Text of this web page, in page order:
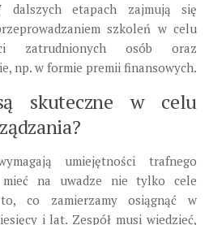
dalszych etapach zajmują się
szkoleń w celu
zatrudnionych osób oraz
np. w formie premii finansowych.
skuteczne w celu
umiejętności trafnego
mieć na uwadze nie tylko cele
co zamierzamy osiągnąć w
i lat. Zespół musi wiedzieć,